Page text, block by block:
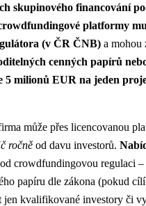
skupinového financování
platformy
(v ČR ČNB) a mohou
cenných papírů
5 milionů EUR na jeden
může přes licencovanou
ročně od davu investorů.
crowdfundingovou regulaci
papíru dle zákona (pokud
jen kvalifikované investory či